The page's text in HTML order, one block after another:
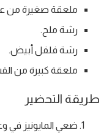
ملعقة صغيرة من
رشة ملح.
رشة فلفل أبيض.
ملعقة كبيرة من
طريقة التحضير
ضعي المايونيز في